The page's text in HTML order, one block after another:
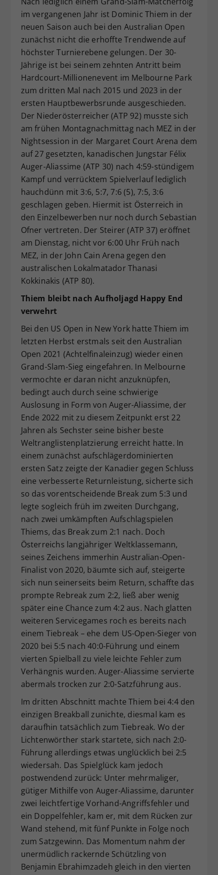
im vergangenen Jahr ist Dominic Thiem in der
neuen Saison auch bei den Australian Open
zunächst nicht die erhoffte Trendwende auf
höchster Turnierebene gelungen. Der 30-
Jährige ist bei seinem zehnten Antritt beim
Hardcourt-Millionenevent im Melbourne Park
zum dritten Mal nach 2015 und 2023 in der
ersten Hauptbewerbsrunde ausgeschieden.
Der Niederösterreicher (ATP 92) musste sich
am frühen Montagnachmittag nach MEZ in der
Nightsession in der Margaret Court Arena dem
auf 27 gesetzten, kanadischen Jungstar Félix
Auger-Aliassime (ATP 30) nach 4:59-stündigem
Kampf und verrücktem Spielverlauf lediglich
hauchdünn mit 3:6, 5:7, 7:6 (5), 7:5, 3:6
geschlagen geben. Hiermit ist Österreich in
den Einzelbewerben nur noch durch Sebastian
Ofner vertreten. Der Steirer (ATP 37) eröffnet
am Dienstag, nicht vor 6:00 Uhr Früh nach
MEZ, in der John Cain Arena gegen den
australischen Lokalmatador Thanasi
Kokkinakis (ATP 80).
Thiem bleibt nach Aufholjagd Happy End
verwehrt
Bei den US Open in New York hatte Thiem im
letzten Herbst erstmals seit den Australian
Open 2021 (Achtelfinaleinzug) wieder einen
Grand-Slam-Sieg eingefahren. In Melbourne
vermochte er daran nicht anzuknüpfen,
bedingt auch durch seine schwierige
Auslosung in Form von Auger-Aliassime, der
Ende 2022 mit zu diesem Zeitpunkt erst 22
Jahren als Sechster seine bisher beste
Weltranglistenplatzierung erreicht hatte. In
einem zunächst aufschlägerdominierten
ersten Satz zeigte der Kanadier gegen Schluss
eine verbesserte Returnleistung, sicherte sich
so das vorentscheidende Break zum 5:3 und
legte sogleich früh im zweiten Durchgang,
nach zwei umkämpften Aufschlagspielen
Thiems, das Break zum 2:1 nach. Doch
Österreichs langjähriger Weltklassemann,
seines Zeichens immerhin Australian-Open-
Finalist von 2020, bäumte sich auf, steigerte
sich nun seinerseits beim Return, schaffte das
prompte Rebreak zum 2:2, ließ aber wenig
später eine Chance zum 4:2 aus. Nach glatten
weiteren Servicegames roch es bereits nach
einem Tiebreak – ehe dem US-Open-Sieger von
2020 bei 5:5 nach 40:0-Führung und einem
vierten Spielball zu viele leichte Fehler zum
Verhängnis wurden. Auger-Aliassime servierte
abermals trocken zur 2:0-Satzführung aus.
Im dritten Abschnitt machte Thiem bei 4:4 den
einzigen Breakball zunichte, diesmal kam es
daraufhin tatsächlich zum Tiebreak. Wo der
Lichtenwörther stark startete, sich nach 2:0-
Führung allerdings etwas unglücklich bei 2:5
wiedersah. Das Spielglück kam jedoch
postwendend zurück: Unter mehrmaliger,
gütiger Mithilfe von Auger-Aliassime, darunter
zwei leichtfertige Vorhand-Angriffsfehler und
ein Doppelfehler, kam er, mit dem Rücken zur
Wand stehend, mit fünf Punkte in Folge noch
zum Satzgewinn. Das Momentum nahm der
unermüdlich rackernde Schützling von
Benjamin Ebrahimzadeh gleich in den vierten
Zweck
Dieser Wert speichert Ihre Consent-
Einstellungen. Unter anderem eine
historische Speicherung Ihrer
vorgenommen Einstellungen, falls der
Webseiten-Betreiber dies eingestellt
hat.